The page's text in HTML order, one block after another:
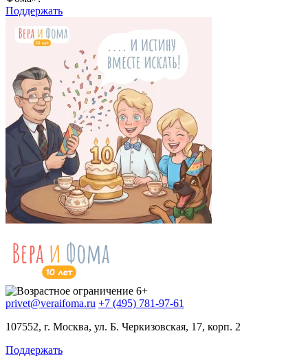
Поддержать
privet@veraifoma.ru +7 (495) 781-97-61
107552, г. Москва, ул. Б. Черкизовская, 17, корп. 2
Поддержать